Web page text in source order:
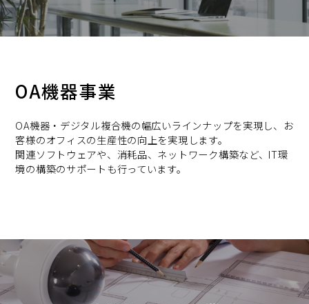
OA機器事業
OA機器・デジタル複合機の幅広いラインナップを実現し、お
客様のオフィスの生産性の向上を実現します。
関連ソフトウェアや、消耗品、ネットワーク構築など、IT環
境の構築のサポートも行っています。